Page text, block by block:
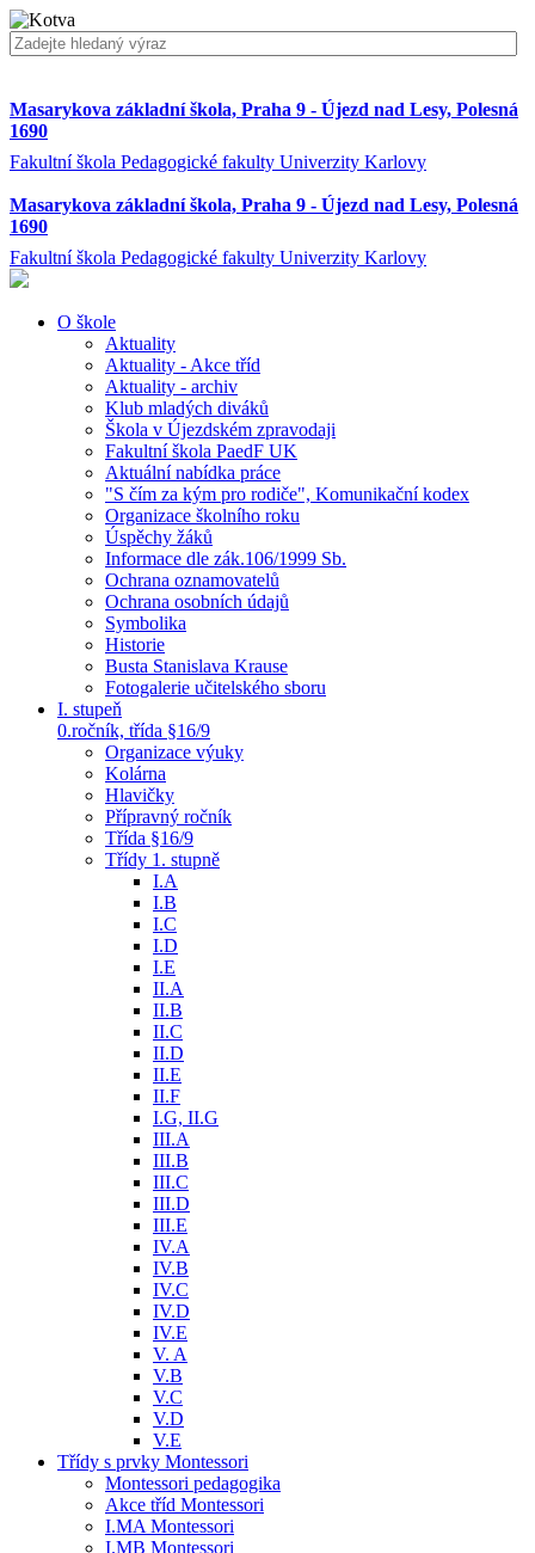
Masarykova základní škola, Praha 9 - Újezd nad Lesy, Polesná
1690
Fakultní škola Pedagogické fakulty Univerzity Karlovy
Masarykova základní škola, Praha 9 - Újezd nad Lesy, Polesná
1690
Fakultní škola Pedagogické fakulty Univerzity Karlovy
O škole
Aktuality
Aktuality - Akce tříd
Aktuality - archiv
Klub mladých diváků
Škola v Újezdském zpravodaji
Fakultní škola PaedF UK
Aktuální nabídka práce
"S čím za kým pro rodiče", Komunikační kodex
Organizace školního roku
Úspěchy žáků
Informace dle zák.106/1999 Sb.
Ochrana oznamovatelů
Ochrana osobních údajů
Symbolika
Historie
Busta Stanislava Krause
Fotogalerie učitelského sboru
I. stupeň
0.ročník, třída §16/9
Organizace výuky
Kolárna
Hlavičky
Přípravný ročník
Třída §16/9
Třídy 1. stupně
I.A
I.B
I.C
I.D
I.E
II.A
II.B
II.C
II.D
II.E
II.F
I.G, II.G
III.A
III.B
III.C
III.D
III.E
IV.A
IV.B
IV.C
IV.D
IV.E
V. A
V.B
V.C
V.D
V.E
Třídy s prvky Montessori
Montessori pedagogika
Akce tříd Montessori
I.MA Montessori
I.MB Montessori